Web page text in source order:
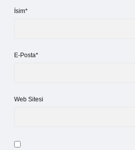
İsim*
E-Posta*
Web Sitesi